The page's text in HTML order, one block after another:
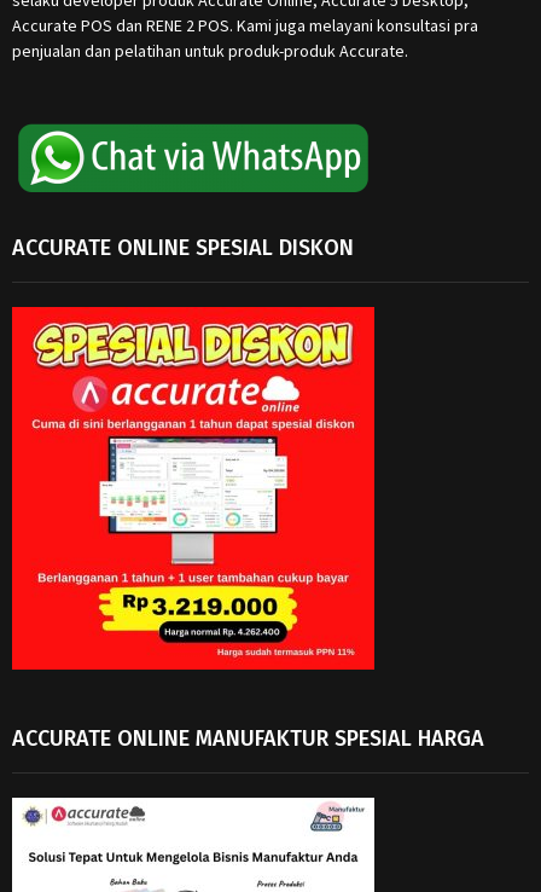
Accurate POS dan RENE 2 POS. Kami juga melayani konsultasi pra
penjualan dan pelatihan untuk produk-produk Accurate.
ACCURATE ONLINE SPESIAL DISKON
ACCURATE ONLINE MANUFAKTUR SPESIAL HARGA